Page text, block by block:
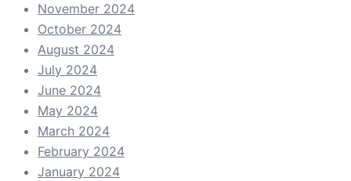
November 2024
October 2024
August 2024
July 2024
June 2024
May 2024
March 2024
February 2024
January 2024